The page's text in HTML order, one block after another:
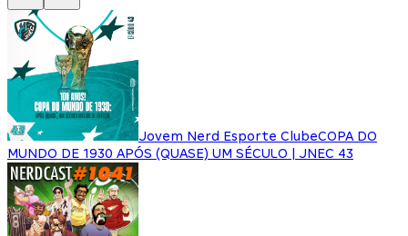
Jovem Nerd Esporte ClubeCOPA DO
MUNDO DE 1930 APÓS (QUASE) UM SÉCULO | JNEC 43